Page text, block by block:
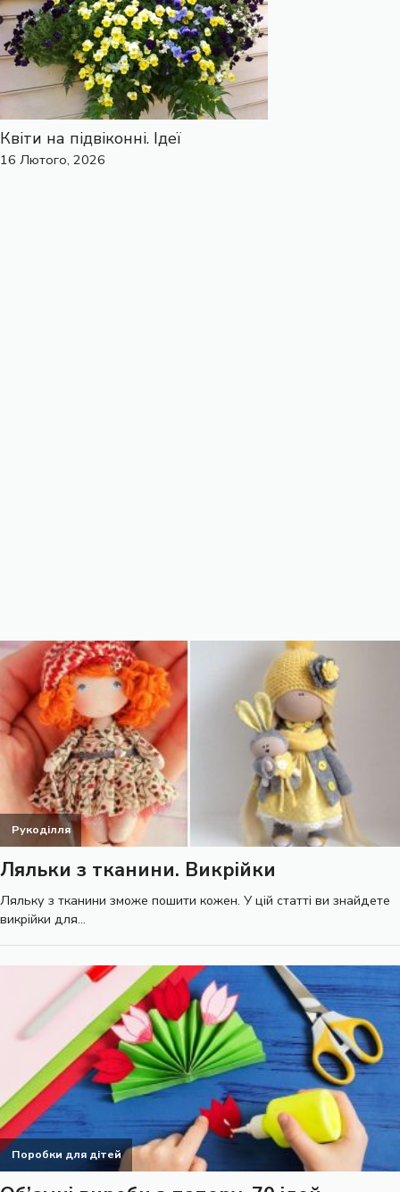
Квіти на підвіконні. Ідеї
16 Лютого, 2026